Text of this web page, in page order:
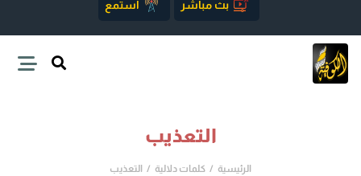
بث مباشر استمع
التعذيب
الرئيسية كلمات دلالية التعذيب